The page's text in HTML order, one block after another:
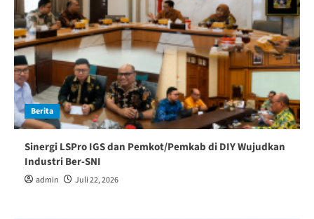
Berita
Sinergi LSPro IGS dan Pemkot/Pemkab di DIY Wujudkan
Industri Ber-SNI
admin Juli 22, 2026